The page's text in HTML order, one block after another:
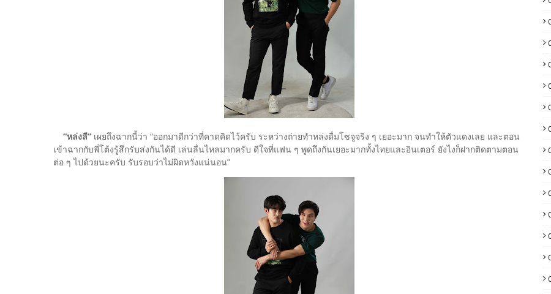
“หล่งลี” เผยถึงฉากนี้ว่า “ออกมาดีกว่าที่คาดคิดไว้ครับ ระหว่างถ่ายทำหล่งดื่มโซจูจริง ๆ เยอะมาก จนทำให้ตัวแดงเลย และตอน
เข้าฉากกับพี่โต้งรู้สึกรับส่งกันได้ดี เล่นลื่นไหลมากครับ ดีใจที่แฟน ๆ พูดถึงกันเยอะมากทั้งไทยและอินเตอร์ ยังไงก็ฝากติดตามตอน
ต่อ ๆ ไปด้วยนะครับ รับรอบว่าไม่ผิดหวังแน่นอน”